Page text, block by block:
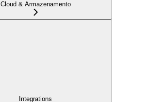
Cloud & Armazenamento
Integrations